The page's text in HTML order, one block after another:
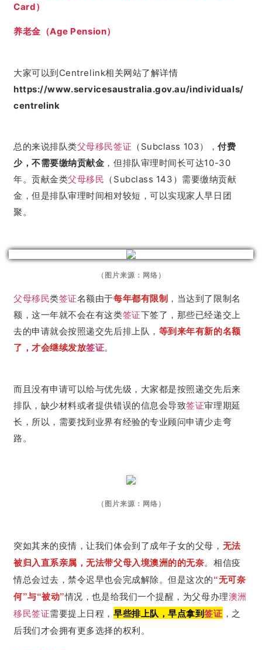
Card）
养老金（Age Pension）
大家可以到Centrelink相关网站了解详情
https://www.servicesaustralia.gov.au/individuals/
centrelink
总的来说排队类父母移民签证 （Subclass 103），付费
少，不需要缴纳贡献金 ，但排队审理时间长可达10-30
年。贡献金类父母移民 （Subclass 143）需要缴纳贡献
金，但是排队审理时间相对较短，可以实现家人早日团
聚。
（图片来源：网络）
父母移民类签证名额由于每年都有限制 ，当达到了限制名
额，这一年就不会在有这类签证下签了，那些已经递交上
去的申请就会按照递交先后排上队， 等到来年有新的名额
了，才会继续发放签证。
而且没有申请可以给与优先级，大家都是按照递交先后来
排队，缺少材料或者提供错误的信息会导致签证审理期延
长，所以，需要找到业界有经验的专业顾问申请少走弯
路。
（图片来源：网络）
突如其来的疫情，让我们体会到了成年子女的父母， 无法
被归入直系亲属，无法带父母入境澳洲的的无奈。相信疫
情总会过去，禁令迟早也会完成解除。但是这次的“无可奈
何”与“被动”情况，也是给我们一个提醒，为父母办理澳洲
移民签证需要提上日程， 早些排上队，早点拿到签证 ，之
后我们才会拥有更多选择的权利。